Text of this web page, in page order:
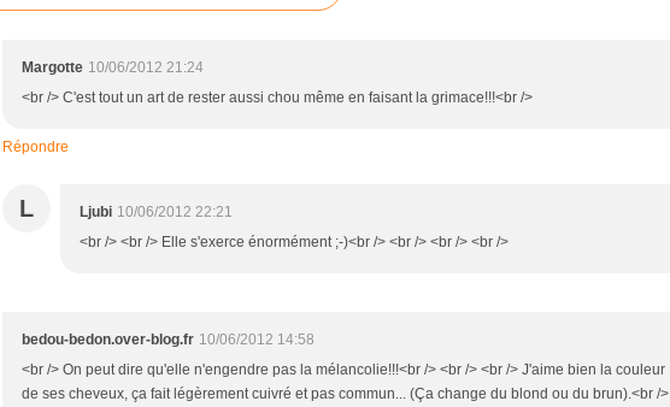
Margotte 10/06/2012 21:24
<br /> C'est tout un art de rester aussi chou même en faisant la grimace!!!<br />
Répondre
L Ljubi 10/06/2012 22:21
<br /> <br /> Elle s'exerce énormément ;-)<br /> <br /> <br /> <br />
bedou-bedon.over-blog.fr 10/06/2012 14:58
<br /> On peut dire qu'elle n'engendre pas la mélancolie!!!<br /> <br /> <br /> J'aime bien la couleur
de ses cheveux, ça fait légèrement cuivré et pas commun... (Ça change du blond ou du brun).<br />